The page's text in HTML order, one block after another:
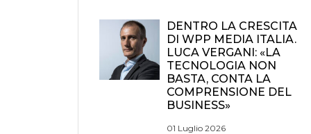
DENTRO LA CRESCITA
DI WPP MEDIA ITALIA.
LUCA VERGANI: «LA
TECNOLOGIA NON
BASTA, CONTA LA
COMPRENSIONE DEL
BUSINESS»
01 Luglio 2026